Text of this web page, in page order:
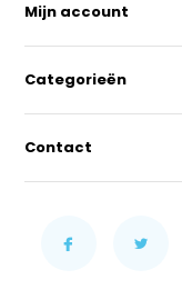
Mijn account
Categorieën
Contact